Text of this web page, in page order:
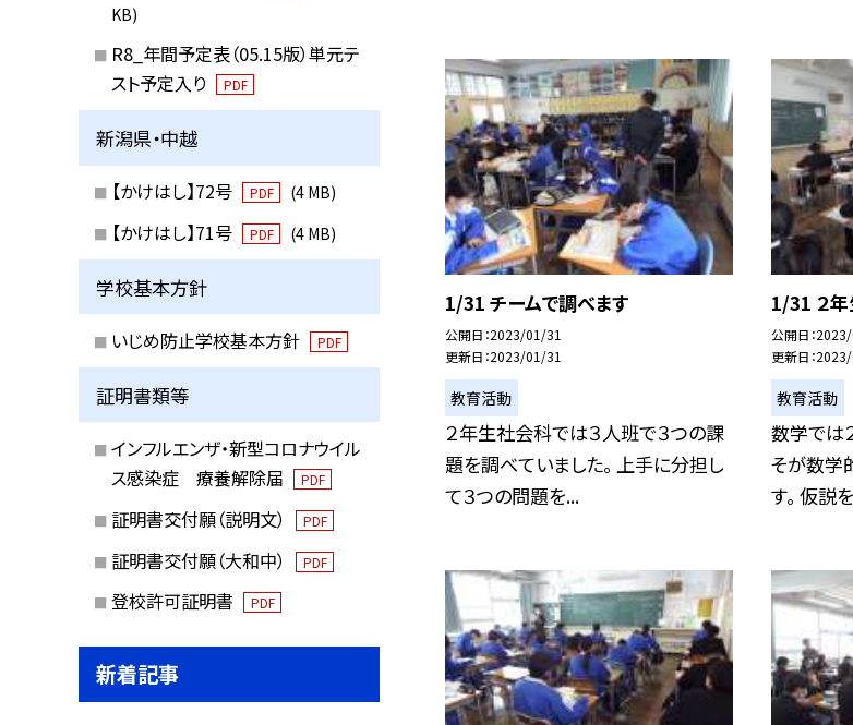
1/31 チームで調べます
公開日 2023/01/31
更新日 2023/01/31
教育活動
２年生社会科では３人班で３つの課
題を調べていました。 上手に分担し
て３つの問題を...
1/31 ２
公開日
更新日
教育活動
数学では
そが数学
す。 仮説
KB)
R8_年間予定表（05.15版）単元テ
スト予定入り
PDF
新潟県・中越
【かけはし】72号 PDF (4 MB)
【かけはし】71号 PDF (4 MB)
学校基本方針
いじめ防止学校基本方針 PDF
証明書類等
インフルエンザ・新型コロナウイル
ス感染症 療養解除届
PDF
証明書交付願（説明文） PDF
証明書交付願（大和中） PDF
登校許可証明書 PDF
新着記事